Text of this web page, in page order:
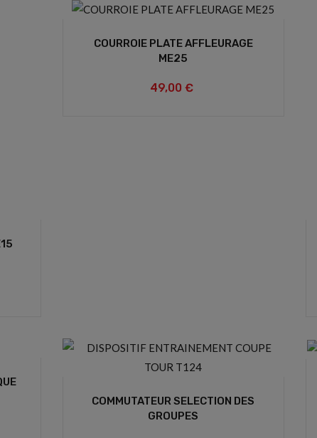
COURROIE PLATE AFFLEURAGE
ME25
49,00 €
COMMUTATEUR SELECTION DES
GROUPES